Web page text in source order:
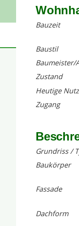
Bauzeit
Baustil
Baumeister/
Zustand
Heutige
Zugang
Grundriss /
Baukörper
Fassade
Dachform